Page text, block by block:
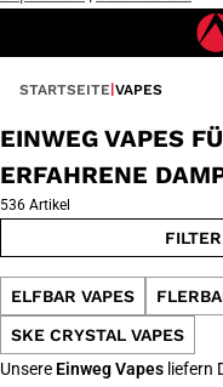
STARTSEITE VAPES
Unsere Einweg Vapes liefern
EINWEG VAPES
ERFAHRENE
536 Artikel
ELFBAR VAPES
SKE CRYSTAL VAPES